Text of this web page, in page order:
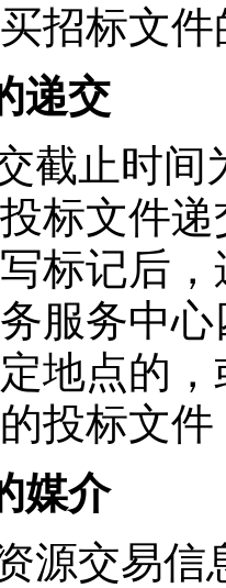
招标文
递交
截止时间
标文件
标记后
服务中心
地点的
投标文
媒介
源交易信